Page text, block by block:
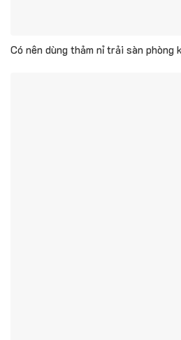
Có nên dùng thảm nỉ trải sàn phòng